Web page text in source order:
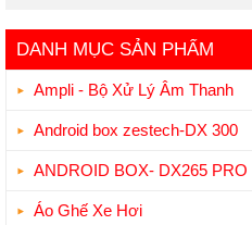
DANH MỤC SẢN PHẨM
Ampli - Bộ Xử Lý Âm Thanh
Android box zestech-DX 300
ANDROID BOX- DX265 PRO
Áo Ghế Xe Hơi